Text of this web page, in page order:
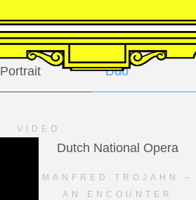
GALLERY
Portrait Duo
VIDEO
Dutch National Opera
MANFRED TROJAHN –
AN ENCOUNTER